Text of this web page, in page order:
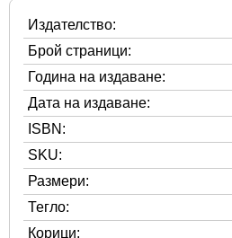
Издателство:
Брой страници:
Година на издаване:
Дата на издаване:
ISBN:
SKU:
Размери:
Тегло:
Корици: